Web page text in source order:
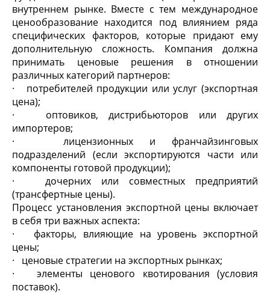
внутреннем рынке. Вместе с тем международное
ценообразование находится под влиянием ряда
специфических факторов, которые придают ему
дополнительную сложность. Компания должна
принимать ценовые решения в отношении
различных категорий партнеров:
· потребителей продукции или услуг (экспортная
цена);
· оптовиков, дистрибьюторов или других
импортеров;
· лицензионных и франчайзинговых
подразделений (если экспортируются части или
компоненты готовой продукции);
· дочерних или совместных предприятий
(трансфертные цены).
Процесс установления экспортной цены включает
в себя три важных аспекта:
· факторы, влияющие на уровень экспортной
цены;
· ценовые стратегии на экспортных рынках;
· элементы ценового квотирования (условия
поставок).